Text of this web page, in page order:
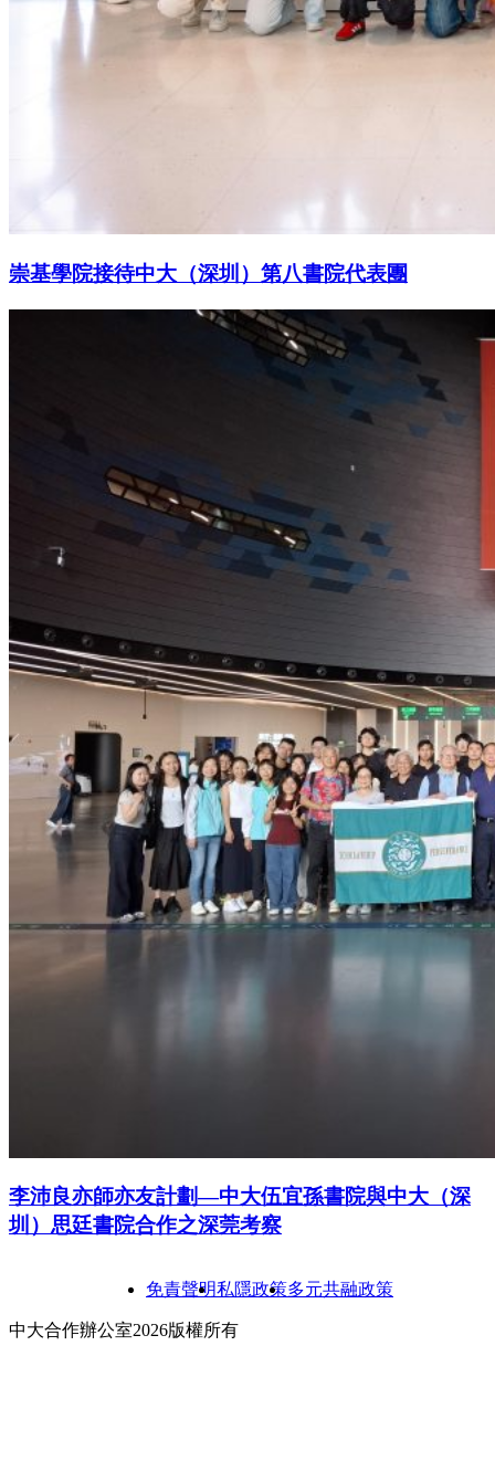
崇基學院接待中大（深圳）第八書院代表團
李沛良亦師亦友計劃—中大伍宜孫書院與中大（深
圳）思廷書院合作之深莞考察
免責聲明私隱政策多元共融政策
中大合作辦公室2026版權所有